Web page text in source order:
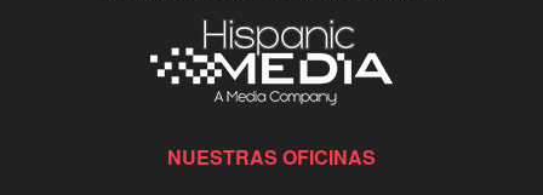
NUESTRAS OFICINAS